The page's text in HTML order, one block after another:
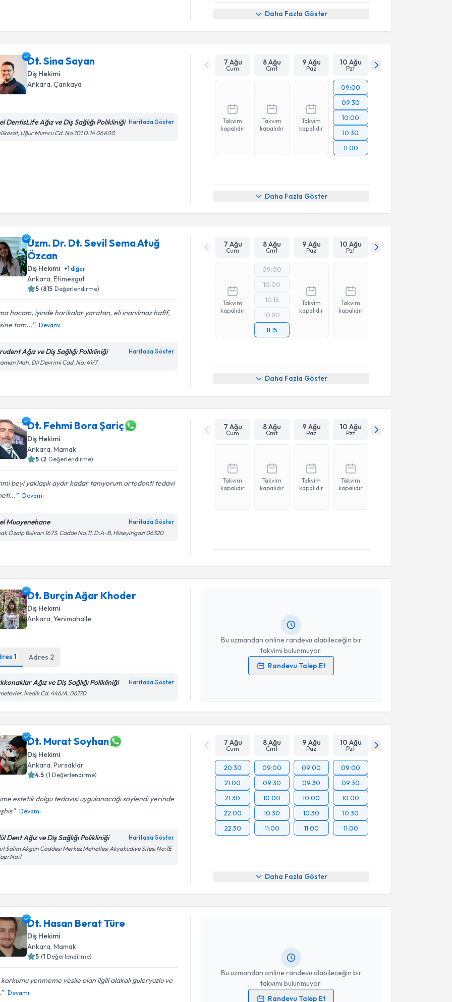
Daha Fazla Göster
Dt. Sina Sayan
Diş Hekimi
Ankara , Çankaya
DentisLife Ağız ve Diş Sağlığı Polikliniği Haritada Göster
Uğur Mumcu Cd. No:101 D:14 06600
7 Ağu
Cum
8 Ağu
Cmt
9 Ağu
Paz
10 Ağu
Pzt
Takvim
kapalıdır
Takvim
kapalıdır
Takvim
kapalıdır
09:00
09:30
10:00
10:30
11:00
Daha Fazla Göster
Uzm. Dr. Dt. Sevil Sema Atuğ
Özcan
Diş Hekimi +1diğer
Ankara, Etimesgut
5 (815 Değerlendirme)
hocam, işinde harikalar yaratan, eli inanılmaz hafif,
tam...
Devamı
Ağız ve Diş Sağlığı Polikliniği Haritada Göster
Mah. Dil Devrimi Cad. No: 41/7
7 Ağu
Cum
8 Ağu
Cmt
9 Ağu
Paz
10 Ağu
Pzt
Takvim
kapalıdır
09:00
10:00
10:15
10:30
11:15
Takvim
kapalıdır
Takvim
kapalıdır
Daha Fazla Göster
Dt. Fehmi Bora Şariç
Diş Hekimi
Ankara , Mamak
5 (2 Değerlendirme)
beyi yaklaşık aydır kadar tanıyorum ortodonti tedavi
Devamı
Muayenehane Haritada Göster
Özalp Bulvarı 1673. Cadde No:11, D:A-B, Hüseyingazi 06320
7 Ağu
Cum
8 Ağu
Cmt
9 Ağu
Paz
10 Ağu
Pzt
Takvim
kapalıdır
Takvim
kapalıdır
Takvim
kapalıdır
Takvim
kapalıdır
Dt. Burçin Ağar Khoder
Diş Hekimi
Ankara , Yenimahalle
1 Adres 2
Ağız ve Diş Sağlığı Polikliniği Haritada Göster
İvedik Cd. 446/A, 06170
Bu uzmandan online randevu alabileceğin bir
takvimi bulunmuyor.
Randevu Talep Et
Randevu Takvimi Talebi
Kişisel verilerimin işlenmesine ilişkinAydınlatma Metni
Takvim Talebini Gönder
Dt. Murat Soyhan
Diş Hekimi
Ankara , Pursaklar
4.5 (1 Değerlendirme)
estetik dolgu tedavisi uygulanacağı söylendi yerinde
Devamı
Dent Ağız ve Diş Sağlığı Polikliniği Haritada Göster
Salim Akgün Caddesi Merkez Mahallesi Akyakudiye Sitesi No:1E
No:1
7 Ağu
Cum
8 Ağu
Cmt
9 Ağu
Paz
10 Ağu
Pzt
20:30
21:00
21:30
22:00
22:30
09:00
09:30
10:00
10:30
11:00
09:00
09:30
10:00
10:30
11:00
09:00
09:30
10:00
10:30
11:00
Daha Fazla Göster
Dt. Hasan Berat Türe
Diş Hekimi
Ankara, Mamak
5 (1 Değerlendirme)
korkumu yenmeme vesile olan ilgili alakalı guleryuzlu ve
Devamı
Bu uzmandan online randevu alabileceğin bir
takvimi bulunmuyor.
Randevu Talep Et
Randevu Takvimi Talebi
Dt. Hasan Berat Türe